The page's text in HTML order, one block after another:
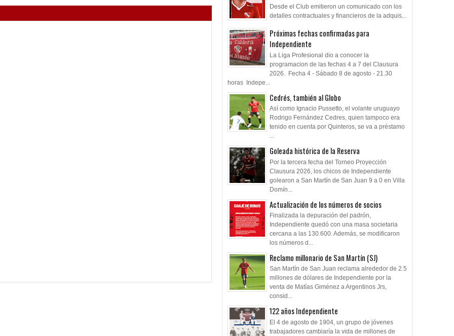
Desde el Club emitieron un comunicado con los
detalles contractuales y financieros de la adquis...
Próximas fechas confirmadas para
Independiente
La Liga Profesional dio a conocer la
programacion de las fechas 4 a 7 del Clausura
2026. Fecha 4 - Sábado 8 de agosto - 21.30
horas Indepe...
Cedrés, también al Globo
Así como Ignacio Pussetto, el volante uruguayo
Rodrigo Fernández Cedres, quien tampoco era
tenido en cuenta por Quinteros, se va a préstamo
...
Goleada histórica de la Reserva
Por la tercera fecha del Torneo Proyección
Clausura 2026, los chicos de Independiente
golearon a San Martín de San Juan 9 a 0 en Villa
Domín...
Actualización de los números de socios
Finalizada la depuración del padrón,
Independiente quedó con una masa societaria
cercana a las 130.600. Además, se modificaron
los números d...
Reclamo millonario de San Martín (SJ)
San Martín de San Juan reclama alrededor de 2.5
millones de dólares de Independiente por la
venta de Matías Giménez a Argentinos Jrs,
consid...
122 años Independiente
El 4 de agosto de 1904, un grupo de jóvenes
trabajadores cambiaría la vida de millones de